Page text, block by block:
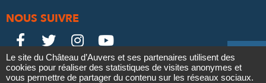
Contact
NOUS SUIVRE
Le
Château

Le
Château

Le
Château

Le
Château

Mentions légales Politique de confidentialité
Crédits
Le site du Château d’Auvers et ses partenaires utilisent des
cookies pour réaliser des statistiques de visites anonymes et
vous permettre de partager du contenu sur les réseaux sociaux.